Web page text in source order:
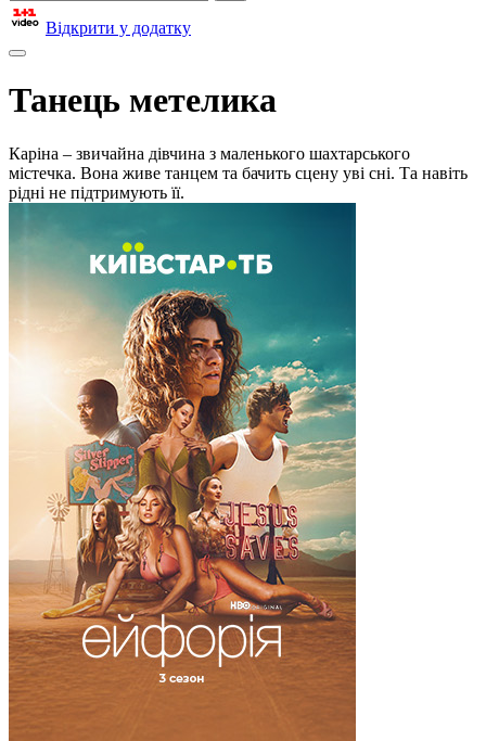
Відкрити у додатку
Танець метелика
Каріна – звичайна дівчина з маленького шахтарського
містечка. Вона живе танцем та бачить сцену уві сні. Та навіть
рідні не підтримують її.